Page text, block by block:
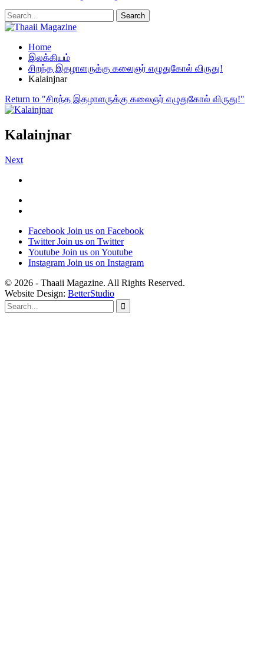
Home
இலக்கியம்
சிறந்த இதழாளருக்கு கலைஞர் எழுதுகோல் விருது!
Kalainjnar
Return to "சிறந்த இதழாளருக்கு கலைஞர் எழுதுகோல் விருது!"
Kalainjnar
Next
Facebook Join us on Facebook
Twitter Join us on Twitter
Youtube Join us on Youtube
Instagram Join us on Instagram
© 2026 - Thaaii Magazine. All Rights Reserved.
Website Design: BetterStudio